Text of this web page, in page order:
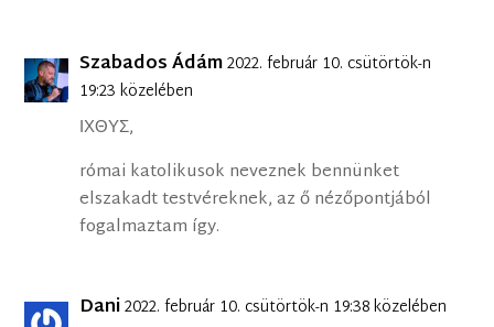
Szabados Ádám2022. február 10. csütörtök-n
19:23 közelében
ΙΧΘΥΣ,
római katolikusok neveznek bennünket
elszakadt testvéreknek, az ő nézőpontjából
fogalmaztam így.
Dani2022. február 10. csütörtök-n 19:38 közelében